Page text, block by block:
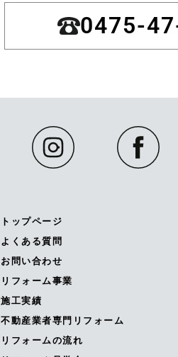
0475-
トップページ
よくある質問
お問い合わせ
リフォーム事業
施工実績
不動産業者専門リフォーム
リフォームの流れ